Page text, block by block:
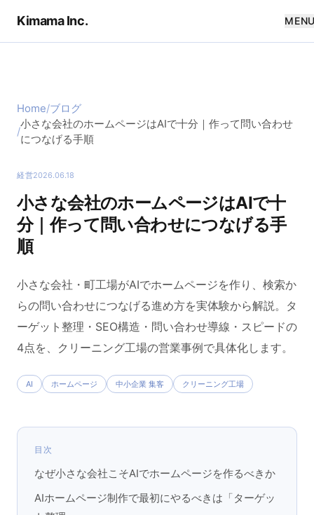
Kimama Inc.
Home/ブログ
/
小さな会社のホームページはAIで十分｜作って問い合わせ
につなげる手順
経営2026.06.18
小さな会社のホームページはAIで十
分｜作って問い合わせにつなげる手
順
小さな会社・町工場がAIでホームページを作り、検索か
らの問い合わせにつなげる進め方を実体験から解説。タ
ーゲット整理・SEO構造・問い合わせ導線・スピードの
4点を、クリーニング工場の営業事例で具体化します。
AI ホームページ 中小企業 集客 クリーニング工場
目次
なぜ小さな会社こそAIでホームページを作るべきか
AIホームページ制作で最初にやるべきは「ターゲッ